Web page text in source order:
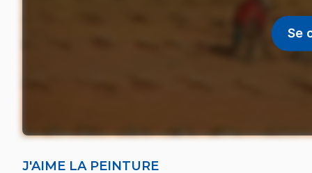
Se
J'AIME LA PEINTURE